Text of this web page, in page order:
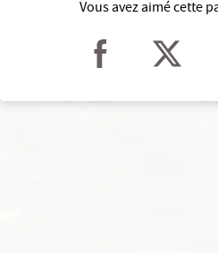
Vous avez aimé cette